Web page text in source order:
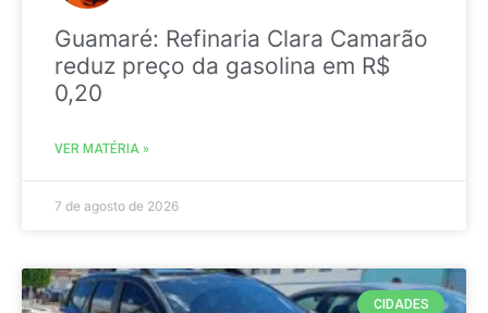
Guamaré: Refinaria Clara Camarão
reduz preço da gasolina em R$
0,20
VER MATÉRIA »
7 de agosto de 2026
CIDADES